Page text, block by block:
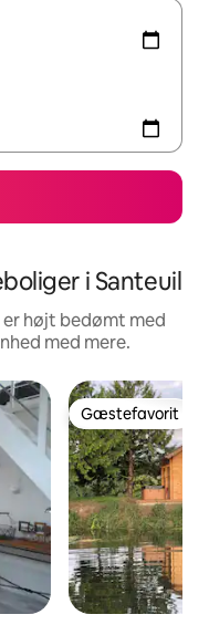
i Santeuil
højt bedømt med
med mere.
Gæstefavorit
Gæstefavorit